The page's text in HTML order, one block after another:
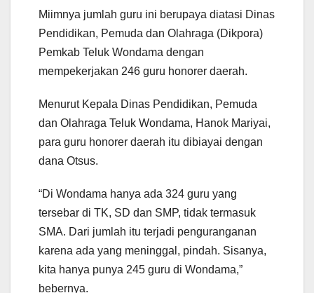
Miimnya jumlah guru ini berupaya diatasi Dinas
Pendidikan, Pemuda dan Olahraga (Dikpora)
Pemkab Teluk Wondama dengan
mempekerjakan 246 guru honorer daerah.
Menurut Kepala Dinas Pendidikan, Pemuda
dan Olahraga Teluk Wondama, Hanok Mariyai,
para guru honorer daerah itu dibiayai dengan
dana Otsus.
“Di Wondama hanya ada 324 guru yang
tersebar di TK, SD dan SMP, tidak termasuk
SMA. Dari jumlah itu terjadi penguranganan
karena ada yang meninggal, pindah. Sisanya,
kita hanya punya 245 guru di Wondama,”
bebernya.